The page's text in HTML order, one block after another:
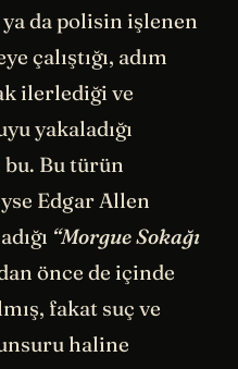
da polisin işlenen
çalıştığı, adım
ilerlediği ve
yakaladığı
Bu türün
Edgar Allen
“Morgue Sokağı
önce de içinde
fakat suç ve
haline